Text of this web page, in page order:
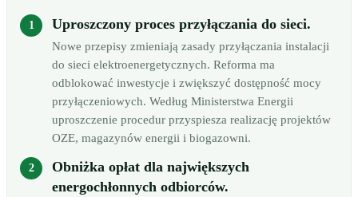
Uproszczony proces przyłączania do sieci.
Nowe przepisy zmieniają zasady przyłączania instalacji
do sieci elektroenergetycznych. Reforma ma
odblokować inwestycje i zwiększyć dostępność mocy
przyłączeniowych. Według Ministerstwa Energii
uproszczenie procedur przyspiesza realizację projektów
OZE, magazynów energii i biogazowni.
Obniżka opłat dla największych
energochłonnych odbiorców.